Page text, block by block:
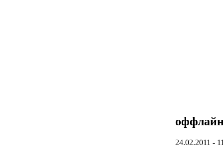
24.02.2011 -